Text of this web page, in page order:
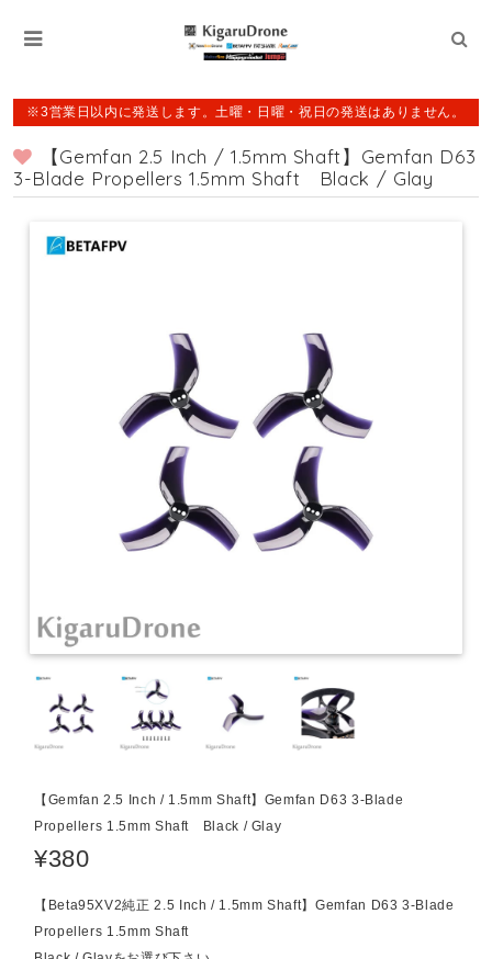
※3営業日以内に発送します。土曜・日曜・祝日の発送はありません。
【Gemfan 2.5 Inch / 1.5mm Shaft】Gemfan D63
3-Blade Propellers 1.5mm Shaft Black / Glay
【Gemfan 2.5 Inch / 1.5mm Shaft】Gemfan D63 3-Blade
Propellers 1.5mm Shaft Black / Glay
¥380
【Beta95XV2純正 2.5 Inch / 1.5mm Shaft】Gemfan D63 3-Blade
Propellers 1.5mm Shaft